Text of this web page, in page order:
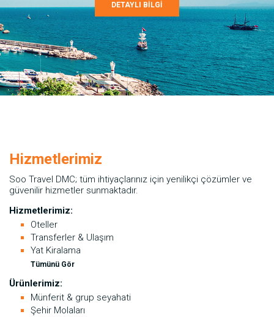
DETAYLI BİLGİ
Hizmetlerimiz
Soo Travel DMC; tüm ihtiyaçlarınız için yenilikçi çözümler ve
güvenilir hizmetler sunmaktadır.
Hizmetlerimiz:
Oteller
Transferler & Ulaşım
Yat Kiralama
Tümünü Gör
Ürünlerimiz:
Münferit & grup seyahati
Şehir Molaları